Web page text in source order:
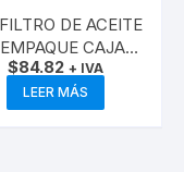
DE ACEITE
CAJA
AUTOMATICA
2,0 CSHA 2
1 empaque 1 filtro
$84.82 + IVA
LEER MÁS